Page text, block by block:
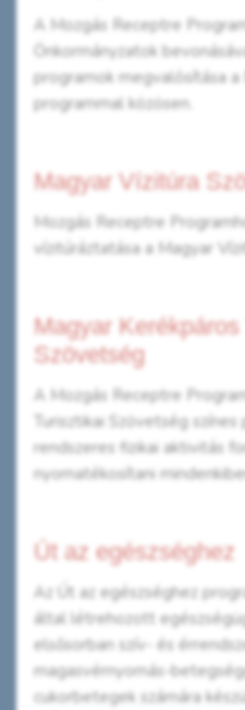
A Mozgás Receptre
Önkormányzatok
programok megvalósítása a
programmal közösen.
Magyar Vízitúra
Mozgás Receptre
vízitúráztatása a Magyar
Magyar
Szövetség
A Mozgás Receptre
Turisztikai Szövetség
rendszeres fizikai aktivitás
nyomatékosítani
Út az egészséghez
Az Út az egészséghez
által létrehozott
elsősorban szív- és
magasvérnyomás-
cukorbetegek számára